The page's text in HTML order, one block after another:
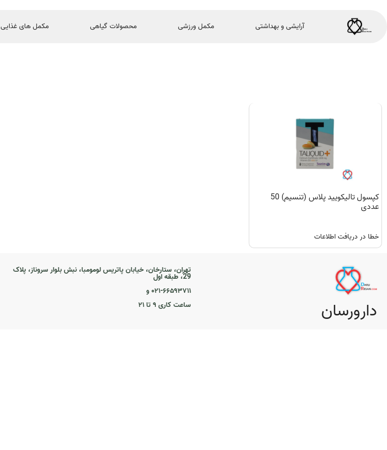
آرایشی و بهداشتی مکمل ورزشی محصولات گیاهی مکمل های غذایی
کپسول تالیکویید پلاس (تنسیم) 50
عددی
خطا در دریافت اطلاعات
دارورسان
تهران، ستارخان، خیابان پاتریس لومومبا، نبش بلوار سروناز، پلاک
29، طبقه اول
۰۲۱-۶۶۵۹۳۷۱۱ و
ساعت کاری ۹ تا ۲۱